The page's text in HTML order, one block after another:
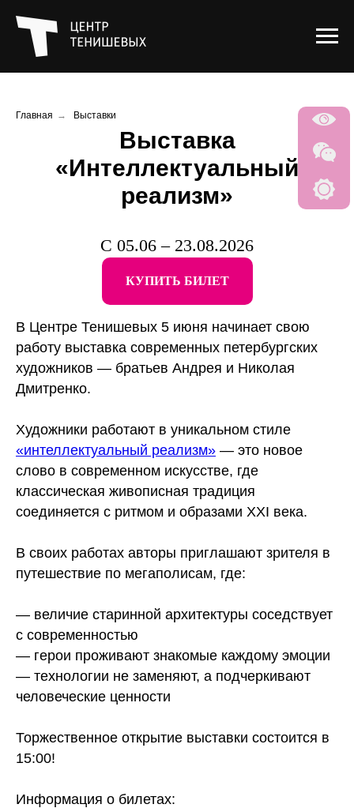
Главная → Выставки
Выставка
«Интеллектуальный
реализм»
С 05.06 – 23.08.2026
КУПИТЬ БИЛЕТ
В Центре Тенишевых 5 июня начинает свою
работу выставка современных петербургских
художников — братьев Андрея и Николая
Дмитренко.
Художники работают в уникальном стиле
«интеллектуальный реализм» — это новое
слово в современном искусстве, где
классическая живописная традиция
соединяется с ритмом и образами XXI века.
В своих работах авторы приглашают зрителя в
путешествие по мегаполисам, где:
— величие старинной архитектуры соседствует
с современностью
— герои проживают знакомые каждому эмоции
— технологии не заменяют, а подчеркивают
человеческие ценности
Торжественное открытие выставки состоится в
15:00!
Информация о билетах: